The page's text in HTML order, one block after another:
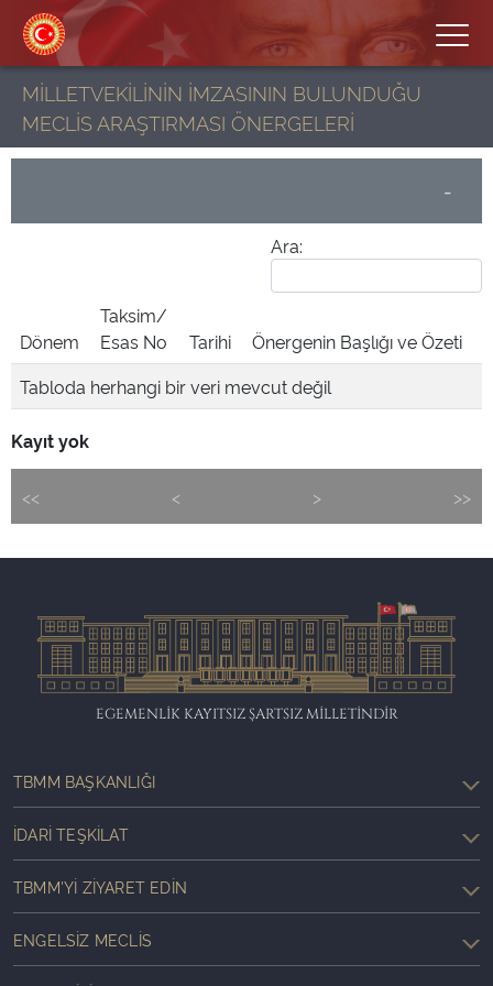
MİLLETVEKİLİNİN İMZASININ BULUNDUĞU
MECLİS ARAŞTIRMASI ÖNERGELERİ
-
Ara:
Dönem
Taksim/
Esas No
Tarihi
Önergenin Başlığı ve Özeti
Tabloda herhangi bir veri mevcut değil
Kayıt yok
<< < > >>
EGEMENLİK KAYITSIZ ŞARTSIZ MİLLETİNDİR
TBMM BAŞKANLIĞI
İDARI TEŞKILAT
TBMM'YI ZIYARET EDIN
ENGELSIZ MECLIS